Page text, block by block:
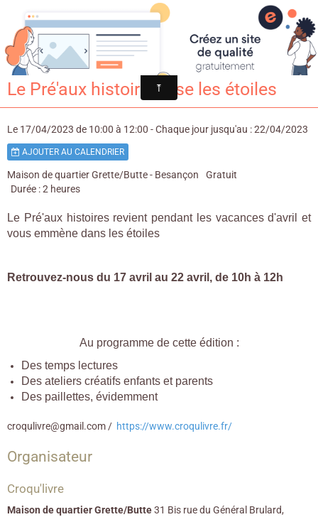
Croqu'livre
Le Pré'aux histoires vise les étoiles
Le 17/04/2023 de 10:00 à 12:00 - Chaque jour jusqu'au : 22/04/2023
AJOUTER AU CALENDRIER
Maison de quartier Grette/Butte - Besançon
Gratuit
Durée : 2 heures
Le Pré'aux histoires revient pendant les vacances d'avril et
vous emmène dans les étoiles
Retrouvez-nous du 17 avril au 22 avril, de 10h à 12h
Au programme de cette édition :
Des temps lectures
Des ateliers créatifs enfants et parents
Des paillettes, évidemment
croqulivre@gmail.com https://www.croqulivre.fr/
Organisateur
Croqu'livre
Maison de quartier Grette/Butte31 Bis rue du Général Brulard,